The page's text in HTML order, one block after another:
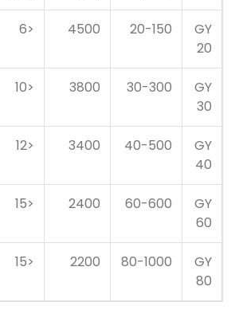
GY
20
20-150
4500
<6
GY
30
30-300
3800
<10
GY
40
40-500
3400
<12
GY
60
60-600
2400
<15
GY
80
80-1000
2200
<15